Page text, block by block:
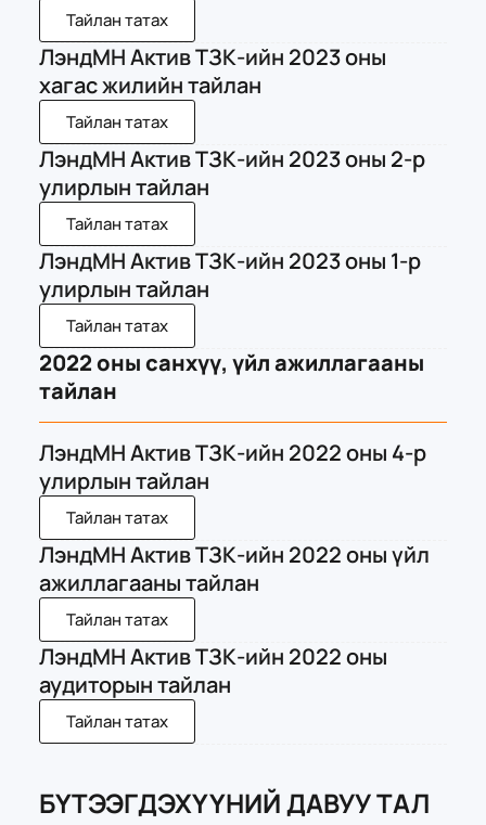
Тайлан татах
ЛэндМН Актив ТЗК-ийн 2023 оны
хагас жилийн тайлан
Тайлан татах
ЛэндМН Актив ТЗК-ийн 2023 оны 2-р
улирлын тайлан
Тайлан татах
ЛэндМН Актив ТЗК-ийн 2023 оны 1-р
улирлын тайлан
Тайлан татах
2022 оны санхүү, үйл ажиллагааны
тайлан
ЛэндМН Актив ТЗК-ийн 2022 оны 4-р
улирлын тайлан
Тайлан татах
ЛэндМН Актив ТЗК-ийн 2022 оны үйл
ажиллагааны тайлан
Тайлан татах
ЛэндМН Актив ТЗК-ийн 2022 оны
аудиторын тайлан
Тайлан татах
БҮТЭЭГДЭХҮҮНИЙ ДАВУУ ТАЛ